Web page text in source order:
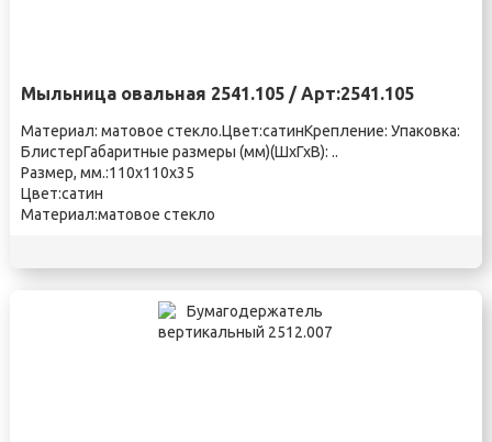
Мыльница овальная 2541.105 / Арт:2541.105
Материал: матовое стекло.Цвет:сатинКрепление: Упаковка:
БлистерГабаритные размеры (мм)(ШхГхВ): ..
Размер, мм.:110х110х35
Цвет:сатин
Материал:матовое стекло